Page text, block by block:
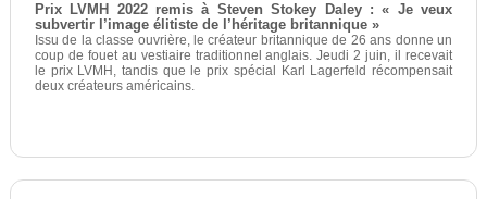
Prix LVMH 2022 remis à Steven Stokey Daley : « Je veux
subvertir l’image élitiste de l’héritage britannique »
Issu de la classe ouvrière, le créateur britannique de 26 ans donne un
coup de fouet au vestiaire traditionnel anglais. Jeudi 2 juin, il recevait
le prix LVMH, tandis que le prix spécial Karl Lagerfeld récompensait
deux créateurs américains.